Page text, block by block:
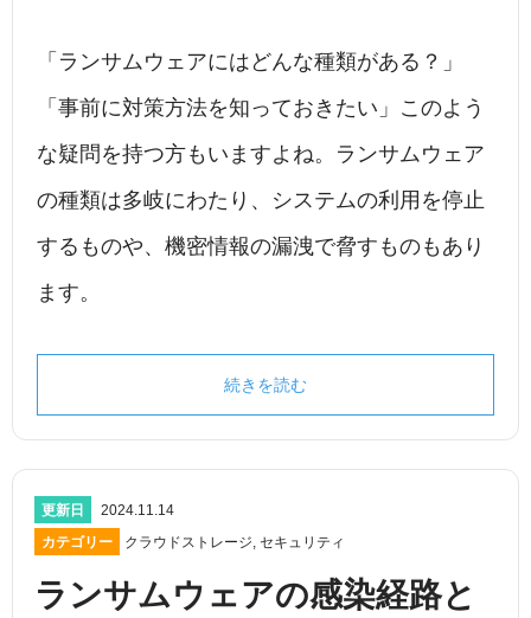
「ランサムウェアにはどんな種類がある？」
「事前に対策方法を知っておきたい」このよう
な疑問を持つ方もいますよね。ランサムウェア
の種類は多岐にわたり、システムの利用を停止
するものや、機密情報の漏洩で脅すものもあり
ます。
続きを読む
更新日
2024.11.14
カテゴリー
クラウドストレージ セキュリティ
ランサムウェアの感染経路と